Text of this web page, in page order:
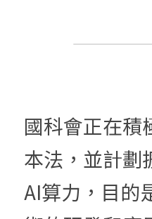
國科會正在積
本法，並計劃
AI算力，目的